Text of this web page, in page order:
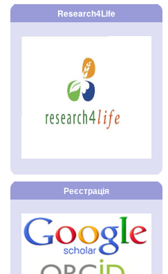
Research4Life
Реєстрація